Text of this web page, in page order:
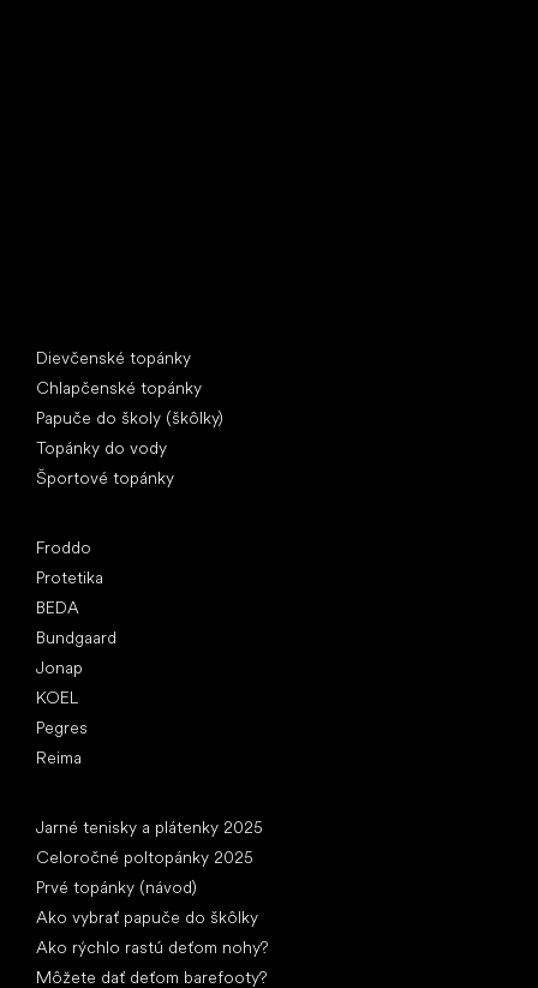
Dievčenské topánky
Chlapčenské topánky
Papuče do školy (škôlky)
Topánky do vody
Športové topánky
Froddo
Protetika
BEDA
Bundgaard
Jonap
KOEL
Pegres
Reima
Jarné tenisky a plátenky 2025
Celoročné poltopánky 2025
Prvé topánky (návod)
Ako vybrať papuče do škôlky
Ako rýchlo rastú deťom nohy?
Môžete dať deťom barefooty?